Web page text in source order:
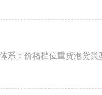
系：价格档位重货泡货